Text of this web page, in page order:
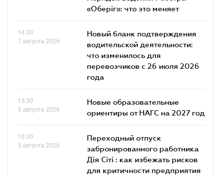
«Оберіг»: что это меняет
14.30
7 августа 2026
Новый бланк подтверждения
водительской деятельности:
что изменилось для
перевозчиков с 26 июля 2026
года
15.30
5 августа 2026
Новые образовательные
ориентиры от НАГС на 2027 год
10.30
5 августа 2026
Переходный отпуск
забронированного работника
Дія Сіті : как избежать рисков
для критичности предприятия